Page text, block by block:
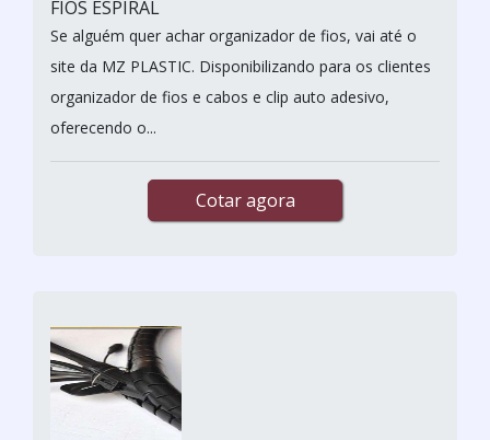
FIOS ESPIRAL
Se alguém quer achar organizador de fios, vai até o
site da MZ PLASTIC. Disponibilizando para os clientes
organizador de fios e cabos e clip auto adesivo,
oferecendo o...
Cotar agora